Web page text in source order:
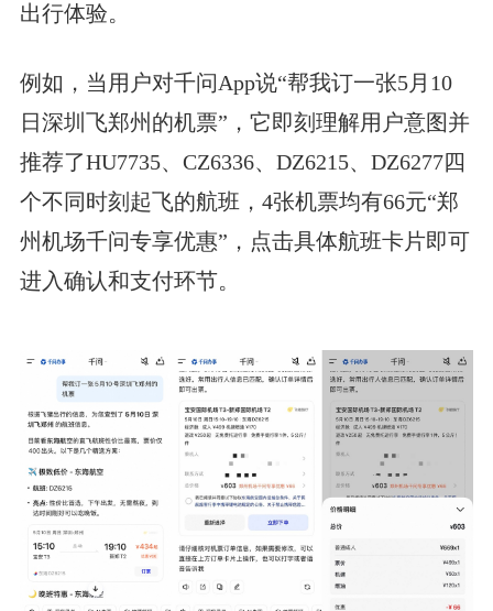
出行体验。
例如，当用户对千问App说“帮我订一张5月10
日深圳飞郑州的机票”，它即刻理解用户意图并
推荐了HU7735、CZ6336、DZ6215、DZ6277四
个不同时刻起飞的航班，4张机票均有66元“郑
州机场千问专享优惠”，点击具体航班卡片即可
进入确认和支付环节。